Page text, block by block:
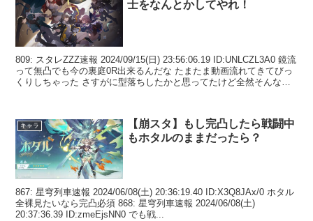
士をなんとかしてやれ！
809: スタレZZZ速報 2024/09/15(日) 23:56:06.19 ID:UNLCZL3A0 鏡流
って無凸でも今の裏庭0R出来るんだな たまたま動画流れてきてびっ
くりしちゃった さすがに型落ちしたかと思ってたけど全然そんな事
キャラ
【崩スタ】もし完凸したら戦闘中
もホタルのままだったら？
867: 星穹列車速報 2024/06/08(土) 20:36:19.40 ID:X3Q8JAx/0 ホタル
全裸見たいなら完凸必須 868: 星穹列車速報 2024/06/08(土)
20:37:36.39 ID:zmeEjsNN0 でも戦...